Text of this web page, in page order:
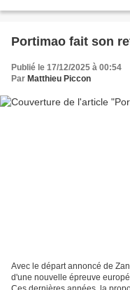
Portimao fait son
Publié le 17/12/2025 à 00:54
Par Matthieu Piccon
Avec le départ annoncé de
d'une nouvelle épreuve